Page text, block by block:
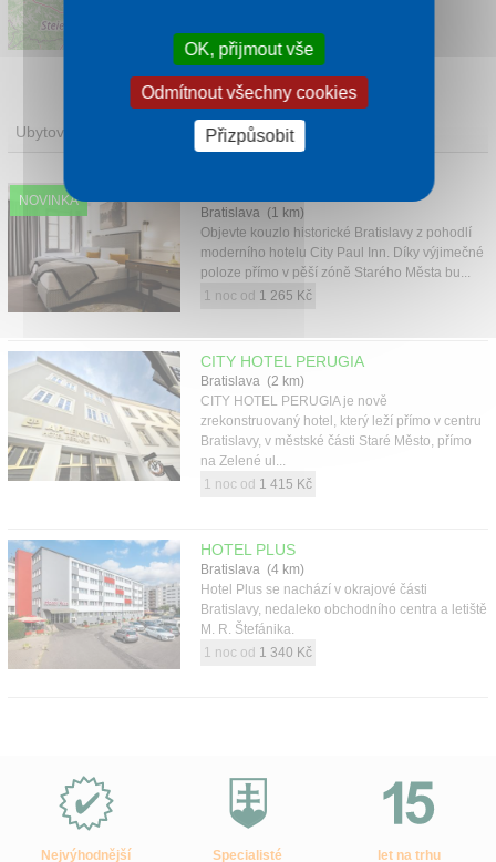
OpenStreetMap contributors
Ubytování
NOVINKA
Bratislava (1 km)
Objevte kouzlo historické Bratislavy z pohodlí
moderního hotelu City Paul Inn. Díky výjimečné
poloze přímo v pěší zóně Starého Města bu...
1 noc od 1 265 Kč
CITY HOTEL PERUGIA
Bratislava (2 km)
CITY HOTEL PERUGIA je nově
zrekonstruovaný hotel, který leží přímo v centru
Bratislavy, v městské části Staré Město, přímo
na Zelené ul...
1 noc od 1 415 Kč
HOTEL PLUS
Bratislava (4 km)
Hotel Plus se nachází v okrajové části
Bratislavy, nedaleko obchodního centra a letiště
M. R. Štefánika.
1 noc od 1 340 Kč
Slovensko.cz?
Nejvýhodnější Specialisté let na trhu
OK, přijmout vše
Odmítnout všechny cookies
Přizpůsobit